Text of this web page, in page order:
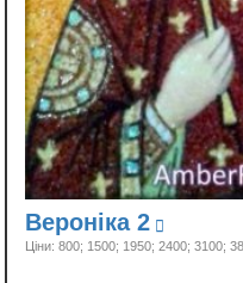
Вероніка 2
Ціни: 800; 1500; 1950; 2400; 3100;